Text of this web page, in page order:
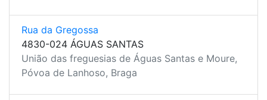
Rua da Gregossa
4830-024 ÁGUAS SANTAS
União das freguesias de Águas Santas e Moure,
Póvoa de Lanhoso, Braga